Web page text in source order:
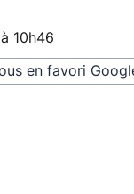
10h46
en favori